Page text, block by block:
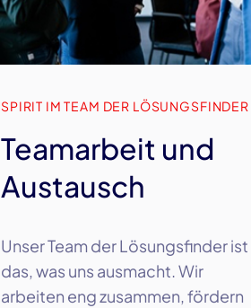
SPIRIT IM TEAM DER LÖSUNGSFINDER
Teamarbeit und
Austausch
Unser Team der Lösungsfinder ist
das, was uns ausmacht. Wir
arbeiten eng zusammen, fördern